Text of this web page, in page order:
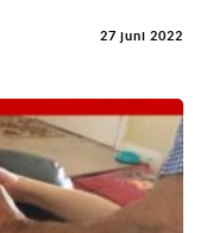
27 juni 2022